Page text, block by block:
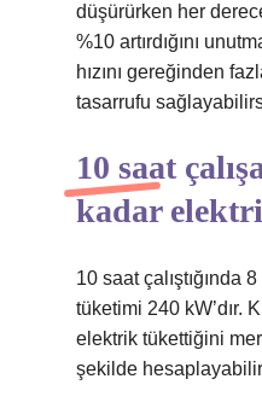
düşürürken her
%10 artırdığını
hızını gereğinden
tasarrufu
10 saat
kadar
10 saat çalıştığında
tüketimi 240 kW’dır.
elektrik tükettiğini
şekilde